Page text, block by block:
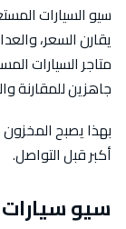
سيو السيارات
يقارن السعر،
متاجر السيارات
جاهزين للمقارنة
بهذا يصبح
أكبر قبل التواصل.
سيو